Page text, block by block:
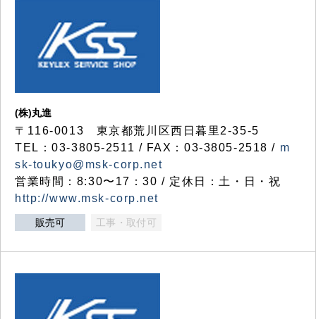
(株)丸進
〒116-0013 東京都荒川区西日暮里2-35-5
TEL：03-3805-2511 / FAX：03-3805-2518 / m
sk-toukyo@msk-corp.net
営業時間：8:30〜17：30 / 定休日：土・日・祝
http://www.msk-corp.net
販売可 工事・取付可